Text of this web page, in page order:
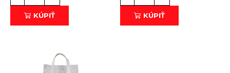
KÚPIŤ KÚPIŤ